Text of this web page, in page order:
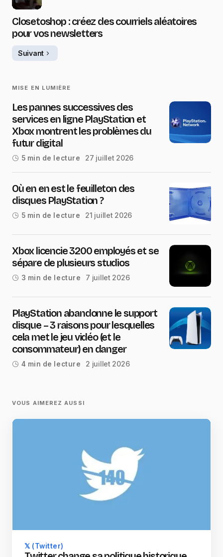
Closetoshop : créez des courriels aléatoires
pour vos newsletters
Suivant
MISE EN LUMIÈRE
Les pannes successives des
services en ligne PlayStation et
Xbox montrent les problèmes du
futur digital
5 min de lecture 27 juillet 2026
Où en en est le feuilleton des
disques PlayStation ?
5 min de lecture 21 juillet 2026
Xbox licencie 3200 employés et se
sépare de plusieurs studios
3 min de lecture 7 juillet 2026
PlayStation abandonne le support
disque – 3 raisons pour lesquelles
cela met le jeu vidéo (et le
consommateur) en danger
4 min de lecture 2 juillet 2026
VOUS AIMEREZ AUSSI
𝕏 (Twitter)